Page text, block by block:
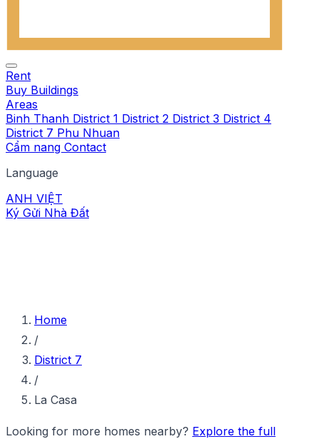
Rent
Buy Buildings
Areas
Binh Thanh District 1 District 2 District 3 District 4
District 7 Phu Nhuan
Cẩm nang Contact
Language
ANH VIỆT
Ký Gửi Nhà Đất
Home
/
District 7
/
La Casa
Looking for more homes nearby? Explore the full